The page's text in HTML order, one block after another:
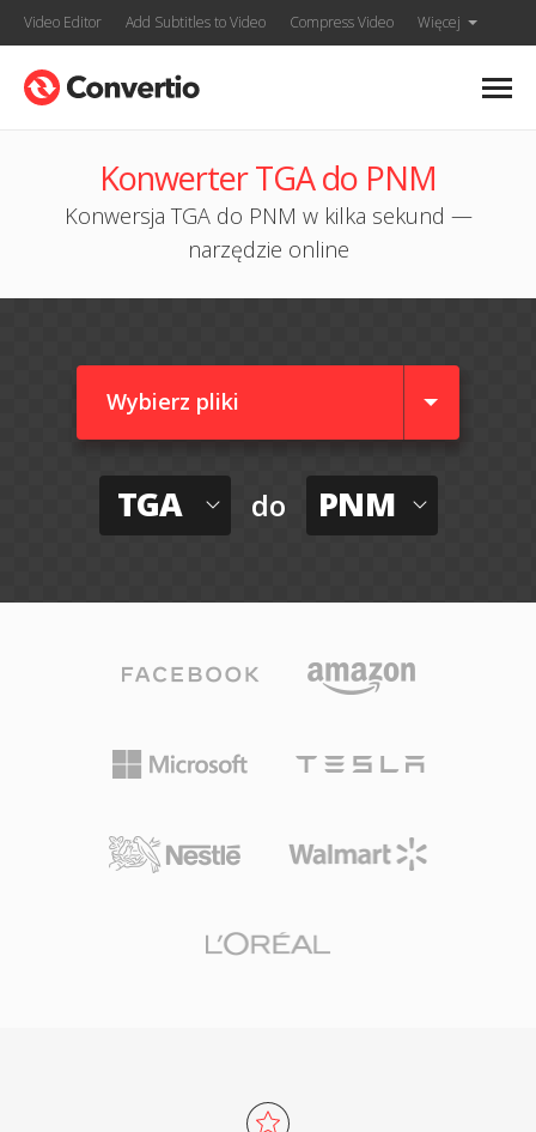
Video Editor Add Subtitles to Video Compress Video Więcej
Konwerter TGA do PNM
Konwersja TGA do PNM w kilka sekund —
narzędzie online
Wybierz pliki
TGA do PNM